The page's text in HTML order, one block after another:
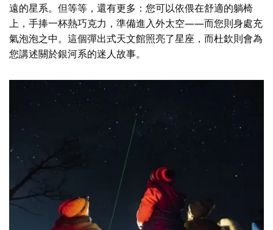
遠的星系。但等等，還有更多：您可以依偎在舒適的躺椅
上，手捧一杯熱巧克力，準備進入外太空——而您則身處充
氣泡泡之中。這個彈出式天文館照亮了星座，而杜欽則會為
您講述關於銀河系的迷人故事。